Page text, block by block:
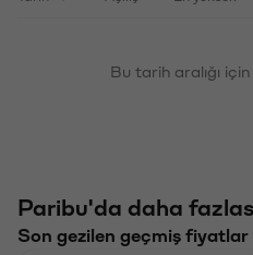
Bu tarih aralığı
Paribu'da daha
Son gezilen geçmiş fiyatlar